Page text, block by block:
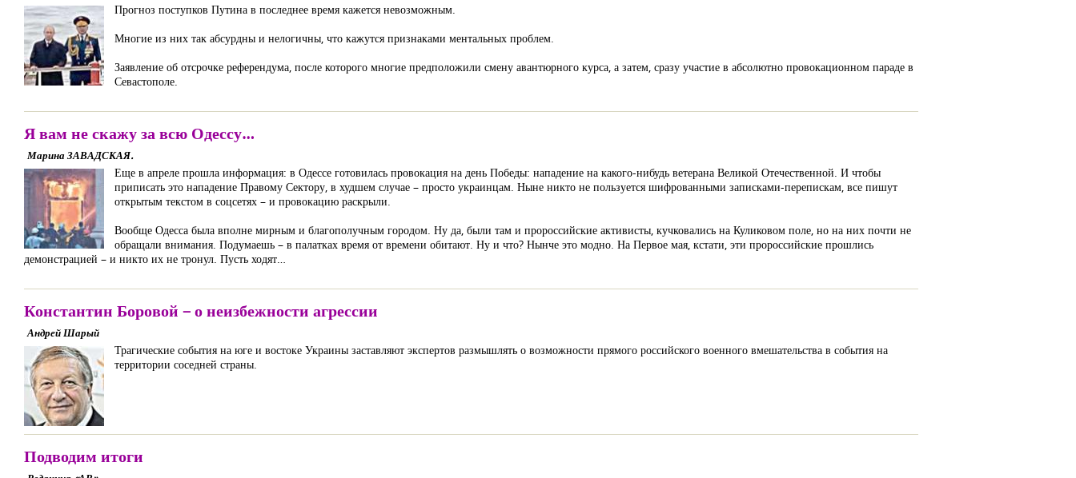
Прогноз поступков Путина в последнее время кажется невозможным.
Многие из них так абсурдны и нелогичны, что кажутся признаками ментальных проблем.
Заявление об отсрочке референдума, после которого многие предположили смену авантюрного курса, а затем, сразу участие в абсолютно провокационном параде в
Севастополе.
Я вам не скажу за всю Одессу…
Марина ЗАВАДСКАЯ.
Еще в апреле прошла информация: в Одессе готовилась провокация на день Победы: нападение на какого-нибудь ветерана Великой Отечественной. И чтобы
приписать это нападение Правому Сектору, в худшем случае – просто украинцам. Ныне никто не пользуется шифрованными записками-перепискам, все пишут
открытым текстом в соцсетях – и провокацию раскрыли.
Вообще Одесса была вполне мирным и благополучным городом. Ну да, были там и пророссийские активисты, кучковались на Куликовом поле, но на них почти не
обращали внимания. Подумаешь – в палатках время от времени обитают. Ну и что? Нынче это модно. На Первое мая, кстати, эти пророссийские прошлись
демонстрацией – и никто их не тронул. Пусть ходят…
Константин Боровой – о неизбежности агрессии
Андрей Шарый
Трагические события на юге и востоке Украины заставляют экспертов размышлять о возможности прямого российского военного вмешательства в события на
территории соседней страны.
Подводим итоги